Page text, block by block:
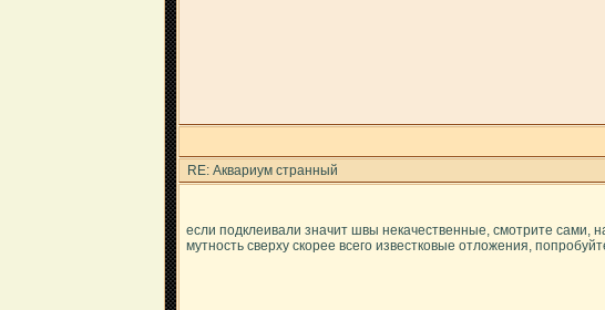
RE: Аквариум странный
если подклеивали значит швы некачественные, смотрите сами,
мутность сверху скорее всего известковые отложения,